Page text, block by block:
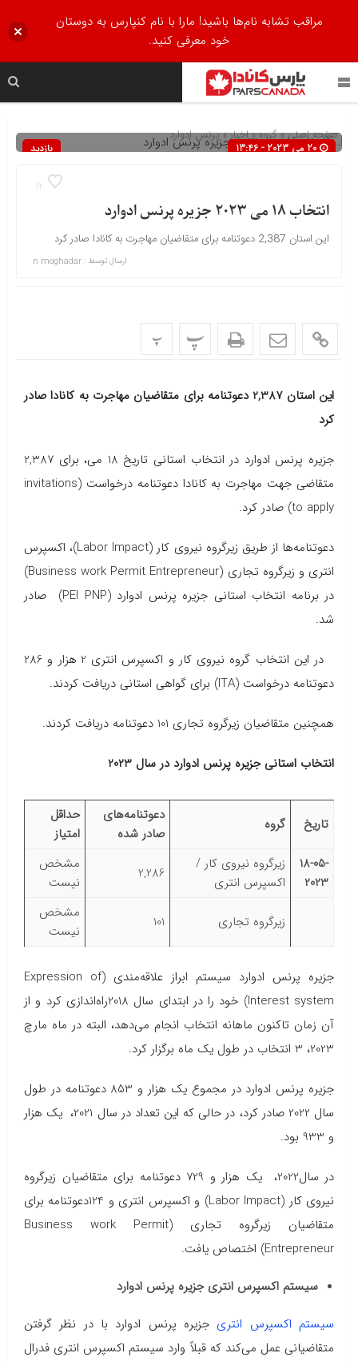
صفحه اصلی» گروه »اخبار»پرنس ادوارد
20 می 2023 - 13:46
بازدید
12
انتخاب 18 می 2023 جزیره پرنس ادوارد
این استان 2,387 دعوتنامه برای متقاضیان مهاجرت به کانادا صادر کرد
ارسال توسط : n moghadar
پ پ
این استان 2,387 دعوتنامه برای متقاضیان مهاجرت به کانادا صادر
کرد
جزیره پرنس ادوارد در انتخاب استانی تاریخ 18 می، برای 2,387
متقاضی جهت مهاجرت به کانادا دعوتنامه درخواست (invitations
to apply) صادر کرد.
دعوتنامه‌ها از طریق زیرگروه‌ نیروی کار (Labor Impact)، اکسپرس
انتری و زیرگروه تجاری (Business work Permit Entrepreneur)
در برنامه انتخاب استانی جزیره پرنس ادوارد (PEI PNP) صادر
شد.
در این انتخاب گروه نیروی کار و اکسپرس انتری 2 هزار و 286
دعوتنامه درخواست (ITA) برای گواهی استانی دریافت کردند.
همچنین متقاضیان زیرگروه تجاری 101 دعوتنامه دریافت کردند.
انتخاب استانی جزیره پرنس ادوارد در سال 2023
تاریخ گروه
دعوتنامه‌های
صادر شده
حداقل
امتیاز
18-05-
2023
زیرگروه نیروی کار /
اکسپرس انتری
2,286
مشخص
نیست
زیرگروه تجاری 101
مشخص
نیست
جزیره پرنس ادوارد سیستم ابراز علاقه‌مندی (Expression of
Interest system) خود را در ابتدای سال 2018راه‌اندازی کرد و از
آن زمان تاکنون ماهانه انتخاب‌ انجام می‌دهد، البته در ماه مارچ
2023، 3 انتخاب در طول یک ماه برگزار کرد.
جزیره پرنس ادوارد در مجموع یک هزار و 853 دعوتنامه در طول
سال 2022 صادر کرد، در حالی که این تعداد در سال 2021، یک هزار
و 933 بود.
در سال2022، یک هزار و 729 دعوتنامه برای متقاضیان زیرگروه‌
نیروی کار (Labor Impact) و اکسپرس انتری و 124دعوتنامه برای
متقاضیان زیرگروه تجاری (Business work Permit
Entrepreneur) اختصاص یافت.
سیستم اکسپرس انتری جزیره پرنس ادوارد
سیستم اکسپرس انتری جزیره پرنس ادوارد با در نظر گرفتن
متقاضیانی عمل می‌کند که قبلاً وارد سیستم اکسپرس انتری فدرال
مراقب تشابه نام‌ها باشید! مارا با نام کنپارس به دوستان
خود معرفی کنید.